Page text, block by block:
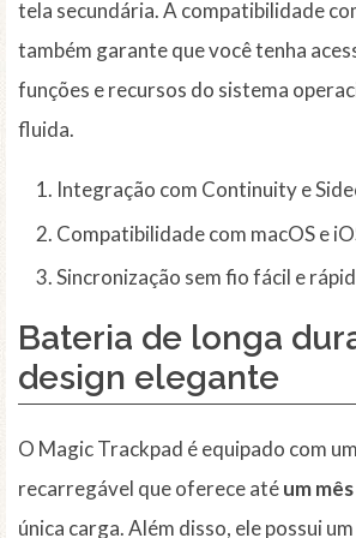
tela secundária. A compatibilidade
também garante que você tenha
funções e recursos do sistema
fluida.
Integração com Continuity e
Compatibilidade com macOS e
Sincronização sem fio fácil e
Bateria de longa
design elegante
O Magic Trackpad é equipado com
recarregável que oferece atéum mês
única carga. Além disso, ele possui